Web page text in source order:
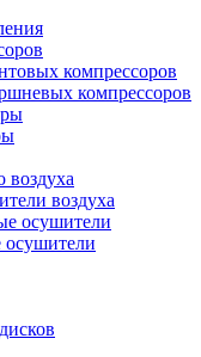
компрессоров
компрессоров
воздуха
воздуха
осушители